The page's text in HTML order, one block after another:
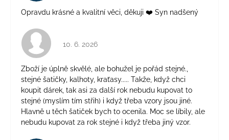
Opravdu krásné a kvalitní věci, děkuji ❤️ Syn nadšený
Hodnocení obchodu je 4 z 5 hvězdiček.
10. 6. 2026
Zboží je úplně skvělé, ale bohužel je pořád stejné.,
stejné šatičky, kalhoty, kraťasy..... Takže, když chci
koupit dárek, tak asi za další rok nebudu kupovat to
stejné (myslím tím střih) i když třeba vzory jsou jiné.
Hlavně u těch šatiček bych to ocenila. Moc se líbily, ale
nebudu kupovat za rok stejné i když třeba jiný vzor.